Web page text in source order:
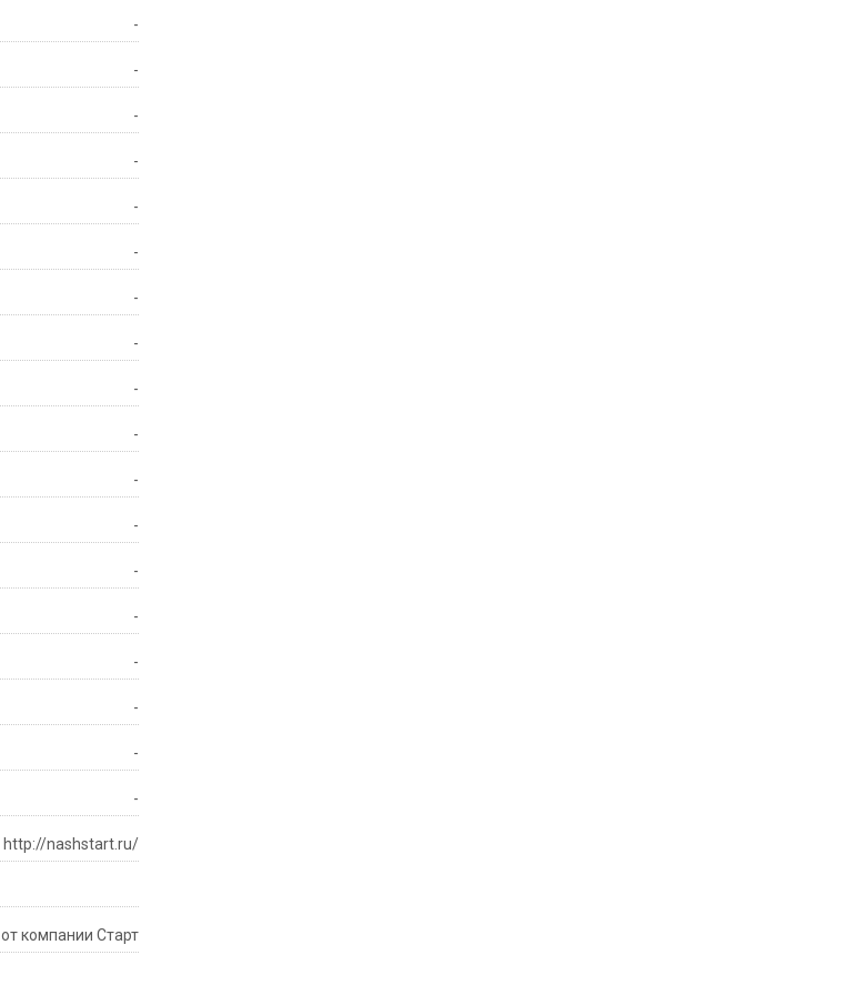
-
-
-
-
-
-
-
-
-
-
-
-
-
-
-
-
-
-
http://nashstart.ru/
от компании Старт